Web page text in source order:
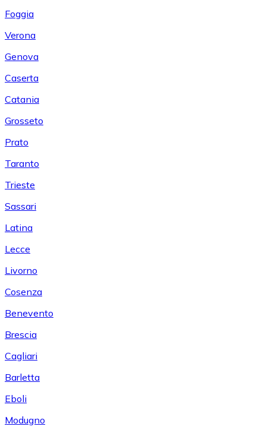
Foggia
Verona
Genova
Caserta
Catania
Grosseto
Prato
Taranto
Trieste
Sassari
Latina
Lecce
Livorno
Cosenza
Benevento
Brescia
Cagliari
Barletta
Eboli
Modugno